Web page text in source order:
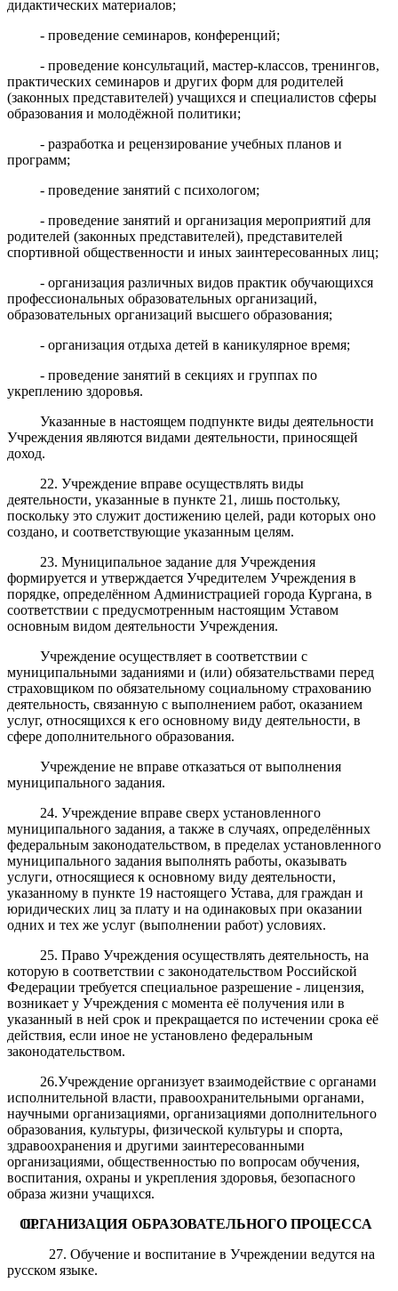
дидактических материалов;
- проведение семинаров, конференций;
- проведение консультаций, мастер-классов, тренингов,
практических семинаров и других форм для родителей
(законных представителей) учащихся и специалистов сферы
образования и молодёжной политики;
- разработка и рецензирование учебных планов и
программ;
- проведение занятий с психологом;
- проведение занятий и организация мероприятий для
родителей (законных представителей), представителей
спортивной общественности и иных заинтересованных лиц;
- организация различных видов практик обучающихся
профессиональных образовательных организаций,
образовательных организаций высшего образования;
- организация отдыха детей в каникулярное время;
- проведение занятий в секциях и группах по
укреплению здоровья.
Указанные в настоящем подпункте виды деятельности
Учреждения являются видами деятельности, приносящей
доход.
22. Учреждение вправе осуществлять виды
деятельности, указанные в пункте 21, лишь постольку,
поскольку это служит достижению целей, ради которых оно
создано, и соответствующие указанным целям.
23. Муниципальное задание для Учреждения
формируется и утверждается Учредителем Учреждения в
порядке, определённом Администрацией города Кургана, в
соответствии с предусмотренным настоящим Уставом
основным видом деятельности Учреждения.
Учреждение осуществляет в соответствии с
муниципальными заданиями и (или) обязательствами перед
страховщиком по обязательному социальному страхованию
деятельность, связанную с выполнением работ, оказанием
услуг, относящихся к его основному виду деятельности, в
сфере дополнительного образования.
Учреждение не вправе отказаться от выполнения
муниципального задания.
24. Учреждение вправе сверх установленного
муниципального задания, а также в случаях, определённых
федеральным законодательством, в пределах установленного
муниципального задания выполнять работы, оказывать
услуги, относящиеся к основному виду деятельности,
указанному в пункте 19 настоящего Устава, для граждан и
юридических лиц за плату и на одинаковых при оказании
одних и тех же услуг (выполнении работ) условиях.
25. Право Учреждения осуществлять деятельность, на
которую в соответствии с законодательством Российской
Федерации требуется специальное разрешение - лицензия,
возникает у Учреждения с момента её получения или в
указанный в ней срок и прекращается по истечении срока её
действия, если иное не установлено федеральным
законодательством.
26.Учреждение организует взаимодействие с органами
исполнительной власти, правоохранительными органами,
научными организациями, организациями дополнительного
образования, культуры, физической культуры и спорта,
здравоохранения и другими заинтересованными
организациями, общественностью по вопросам обучения,
воспитания, охраны и укрепления здоровья, безопасного
образа жизни учащихся.
ОРГАНИЗАЦИЯ ОБРАЗОВАТЕЛЬНОГО ПРОЦЕССА
27. Обучение и воспитание в Учреждении ведутся на
русском языке.